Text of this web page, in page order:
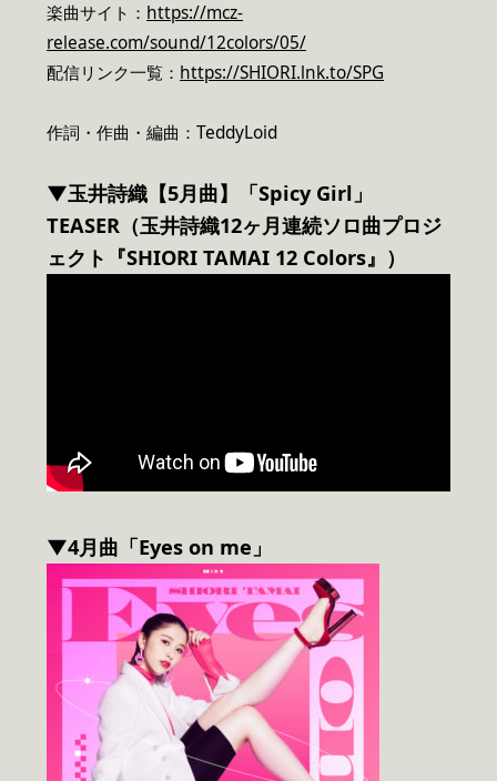
楽曲サイト： https://mcz-
release.com/sound/12colors/05/
配信リンク一覧： https://SHIORI.lnk.to/SPG
作詞・作曲・編曲：TeddyLoid
▼玉井詩織【5月曲】「Spicy Girl」
TEASER（玉井詩織12ヶ月連続ソロ曲プロジ
ェクト『SHIORI TAMAI 12 Colors』）
▼4月曲「Eyes on me」